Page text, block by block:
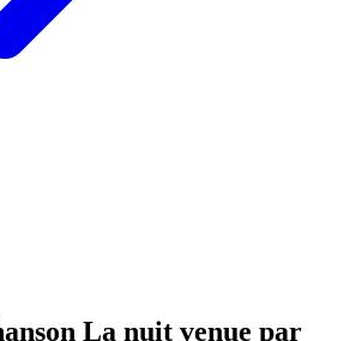
La nuit venue par